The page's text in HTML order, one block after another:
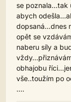
se poznala...tak
abych
dopsaná...dnes
opět se
naberu síly a
obhajobu
vše..toužím po
....